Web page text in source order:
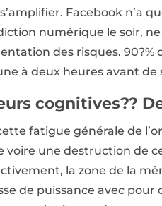
Facebook n’a
numérique le soir,
des risques. 90?%
à deux heures avant de
cognitives??
fatigue générale de
une destruction de
la zone de la
de puissance avec